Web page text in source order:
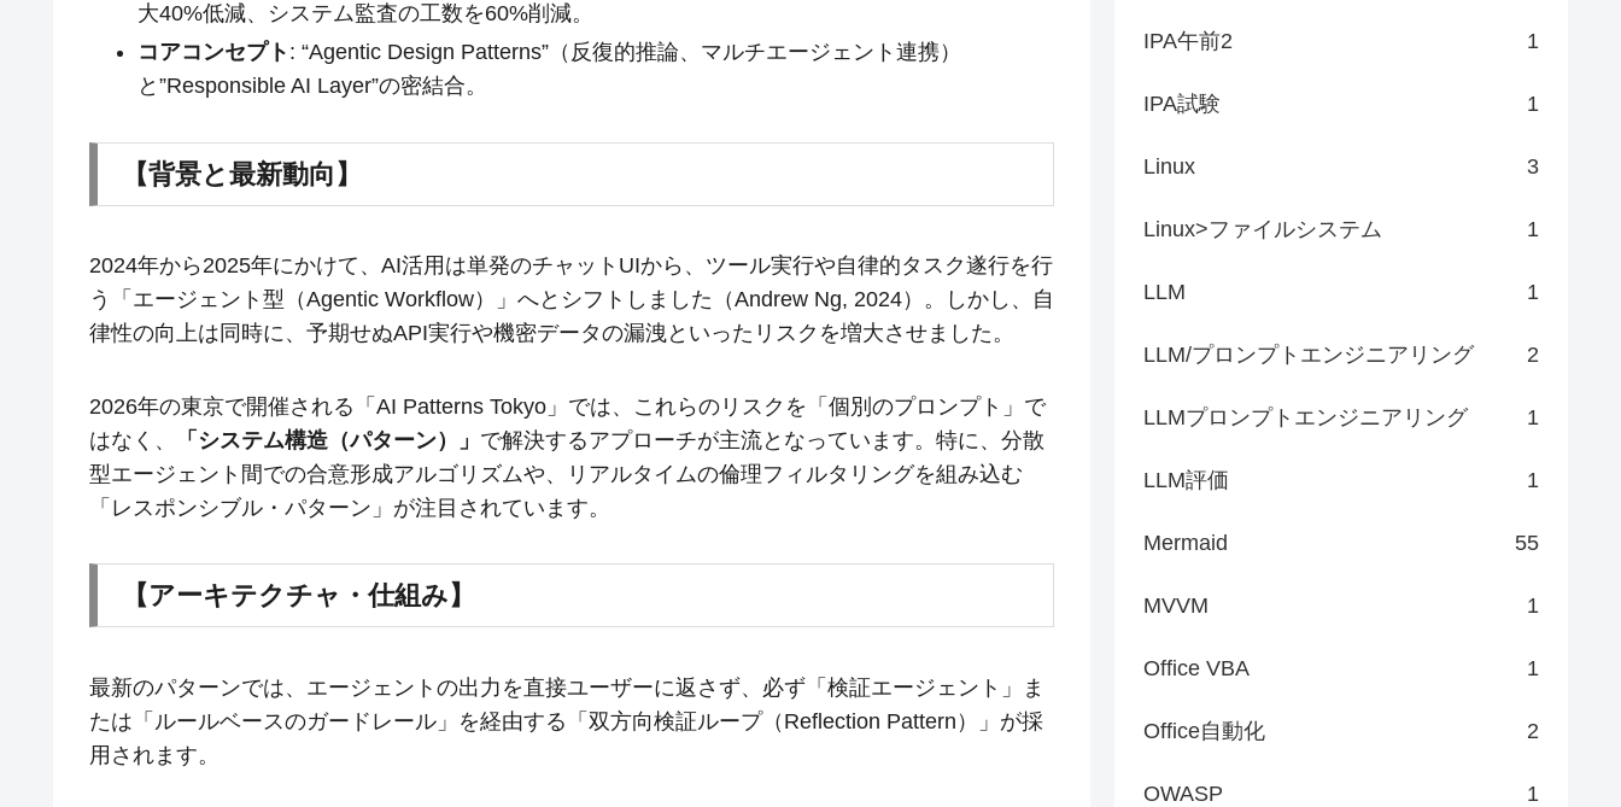
大40%低減、システム監査の工数を60%削減。
コアコンセプト : “Agentic Design Patterns”（反復的推論、マルチエージェント連携）
と”Responsible AI Layer”の密結合。
【背景と最新動向】
2024年から2025年にかけて、AI活用は単発のチャットUIから、ツール実行や自律的タスク遂行を行
う「エージェント型（Agentic Workflow）」へとシフトしました（Andrew Ng, 2024）。しかし、自
律性の向上は同時に、予期せぬAPI実行や機密データの漏洩といったリスクを増大させました。
2026年の東京で開催される「AI Patterns Tokyo」では、これらのリスクを「個別のプロンプト」で
はなく、
「システム構造（パターン）」 で解決するアプローチが主流となっています。特に、分散
型エージェント間での合意形成アルゴリズムや、リアルタイムの倫理フィルタリングを組み込む
「レスポンシブル・パターン」が注目されています。
【アーキテクチャ・仕組み】
最新のパターンでは、エージェントの出力を直接ユーザーに返さず、必ず「検証エージェント」ま
たは「ルールベースのガードレール」を経由する「双方向検証ループ（Reflection Pattern）」が採
用されます。
IPA午前2 1
IPA試験 1
Linux 3
Linux>ファイルシステム 1
LLM 1
LLM/プロンプトエンジニアリング 2
LLMプロンプトエンジニアリング 1
LLM評価 1
Mermaid 55
MVVM 1
Office VBA 1
Office自動化 2
OWASP 1